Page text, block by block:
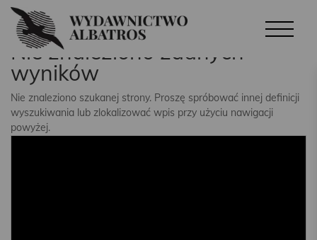
Nie znaleziono żadnych
wyników
Nie znaleziono szukanej strony. Proszę spróbować innej definicji
wyszukiwania lub zlokalizować wpis przy użyciu nawigacji
powyżej.